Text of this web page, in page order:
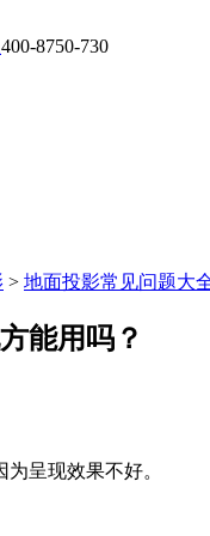
400-8750-730
> 地面投影常见问题大
能用吗？
呈现效果不好。